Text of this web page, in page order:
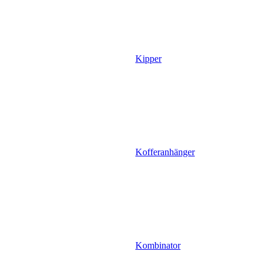
Kipper
Kofferanhänger
Kombinator